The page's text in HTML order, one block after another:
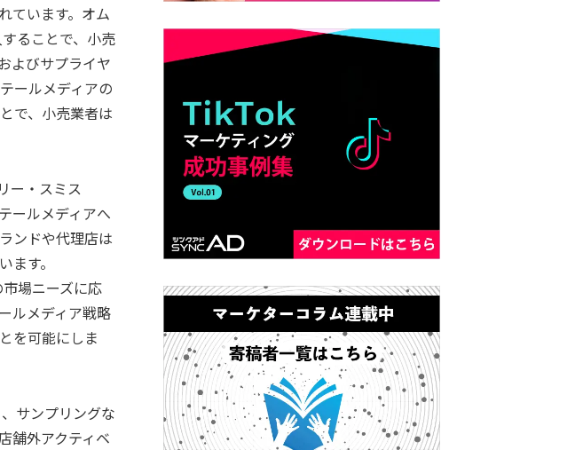
ています。オム
ることで、小売
よびサプライヤ
ールメディアの
で、小売業者は
ー・スミス
ールメディアへ
ンドや代理店は
す。
場ニーズに応
ルメディア戦略
を可能にしま
サンプリングな
舗外アクティベ